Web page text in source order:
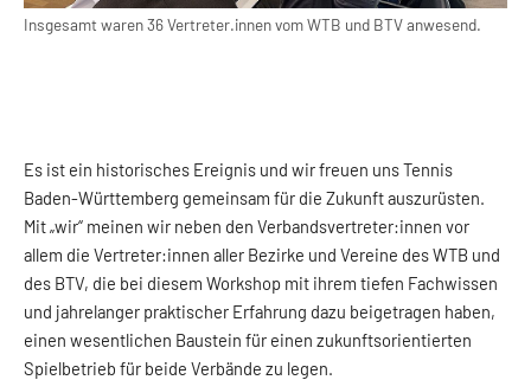
Insgesamt waren 36 Vertreter.innen vom WTB und BTV anwesend.
Es ist ein historisches Ereignis und wir freuen uns Tennis
Baden-Württemberg gemeinsam für die Zukunft auszurüsten.
Mit „wir“ meinen wir neben den Verbandsvertreter:innen vor
allem die Vertreter:innen aller Bezirke und Vereine des WTB und
des BTV, die bei diesem Workshop mit ihrem tiefen Fachwissen
und jahrelanger praktischer Erfahrung dazu beigetragen haben,
einen wesentlichen Baustein für einen zukunftsorientierten
Spielbetrieb für beide Verbände zu legen.